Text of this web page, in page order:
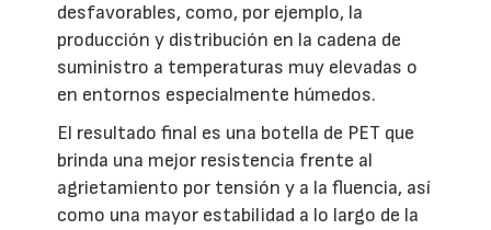
desfavorables, como, por ejemplo, la
producción y distribución en la cadena de
suministro a temperaturas muy elevadas o
en entornos especialmente húmedos.
El resultado final es una botella de PET que
brinda una mejor resistencia frente al
agrietamiento por tensión y a la fluencia, así
como una mayor estabilidad a lo largo de la